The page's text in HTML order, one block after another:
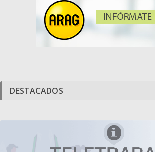
DESTACADOS